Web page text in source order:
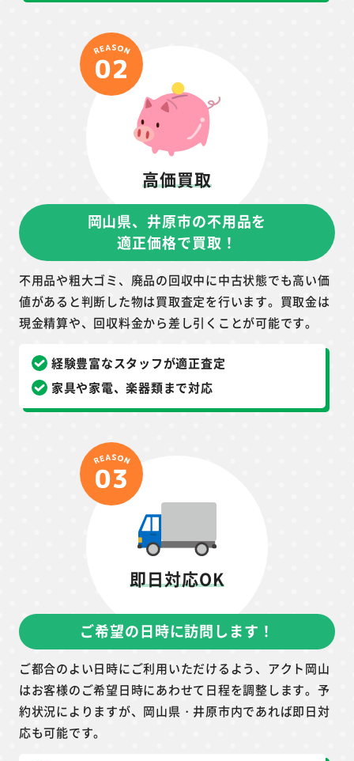
高価買取
岡山県、井原市の不用品を
適正価格で買取！
不用品や粗大ゴミ、廃品の回収中に中古状態でも高い価
値があると判断した物は買取査定を行います。買取金は
現金精算や、回収料金から差し引くことが可能です。
経験豊富なスタッフが適正査定
家具や家電、楽器類まで対応
即日対応OK
ご希望の日時に訪問します！
ご都合のよい日時にご利用いただけるよう、アクト岡山
はお客様のご希望日時にあわせて日程を調整します。予
約状況によりますが、岡山県・井原市内であれば即日対
応も可能です。